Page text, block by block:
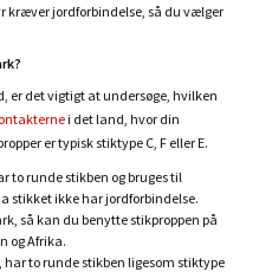
kræver jordforbindelse, så du vælger
er det vigtigt at undersøge, hvilken
i det land, hvor din
er typisk stiktype C, F eller E.
to runde stikben og bruges til
stikket ikke har jordforbindelse.
så kan du benytte stikproppen på
og Afrika.
to runde stikben ligesom stiktype